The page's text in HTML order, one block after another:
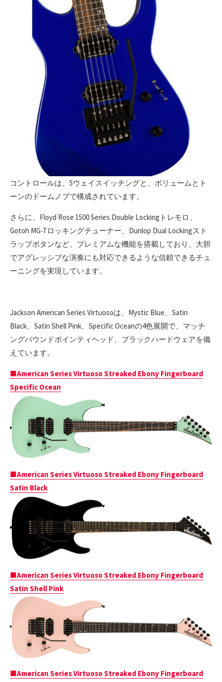
コントロールは、5ウェイスイッチングと、ボリュームとト
ーンのドームノブで構成されています。
さらに、Floyd Rose 1500 Series Double Lockingトレモロ、
Gotoh MG-Tロッキングチューナー、Dunlop Dual Lockingスト
ラップボタンなど、プレミアムな機能を搭載しており、大胆
でアグレッシブな演奏にも対応できるような信頼できるチュ
ーニングを実現しています。
Jackson American Series Virtuosoは、Mystic Blue、Satin
Black、Satin Shell Pink、Specific Oceanの4色展開で、マッチ
ングバウンドポインティヘッド、ブラックハードウェアを備
えています。
■American Series Virtuoso Streaked Ebony Fingerboard
Specific Ocean
■American Series Virtuoso Streaked Ebony Fingerboard
Satin Black
■American Series Virtuoso Streaked Ebony Fingerboard
Satin Shell Pink
■American Series Virtuoso Streaked Ebony Fingerboard